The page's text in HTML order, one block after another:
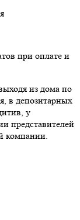
при оплате и
из дома по
в депозитарных
у
представителей
компании.